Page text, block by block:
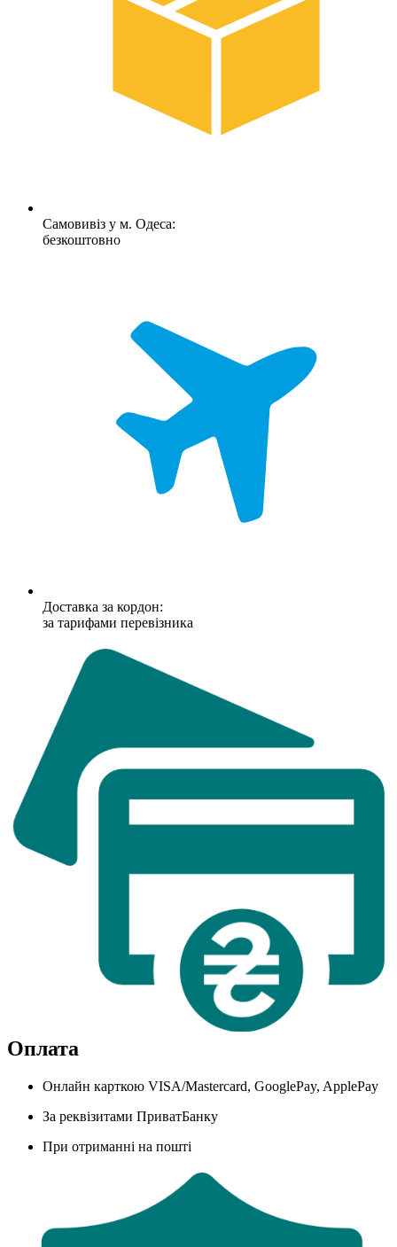
Самовивіз у м. Одеса:
безкоштовно
Доставка за кордон:
за тарифами перевізника
Оплата
Онлайн карткою VISA/Mastercard, GooglePay, ApplePay
За реквізитами ПриватБанку
При отриманні на пошті